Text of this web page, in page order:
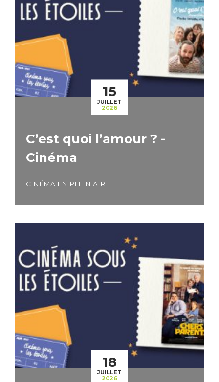
15
JUILLET
2026
C’est quoi l’amour ? -
Cinéma
CINÉMA EN PLEIN AIR
18
JUILLET
2026